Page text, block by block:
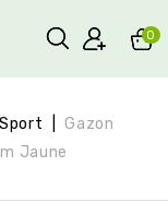
0
Sport
Gazon
Jaune